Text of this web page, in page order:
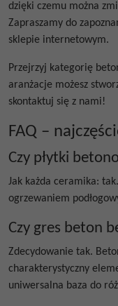
dzięki czemu można
Zapraszamy do
sklepie internetowym.
Przejrzyj kategorię
aranżacje możesz
skontaktuj się z nami!
FAQ –
Czy płytki
Jak każda ceramika:
ogrzewaniem
Czy gres beton
Zdecydowanie tak.
charakterystyczny
uniwersalna baza do